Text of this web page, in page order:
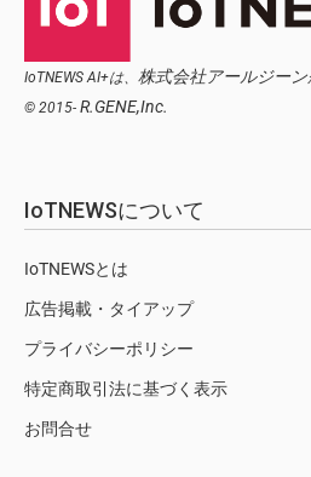
IoTNEWS AI+は、 株式会社アールジーン
© 2015- R.GENE,Inc.
IoTNEWSについて
IoTNEWSとは
広告掲載・タイアップ
プライバシーポリシー
特定商取引法に基づく表示
お問合せ